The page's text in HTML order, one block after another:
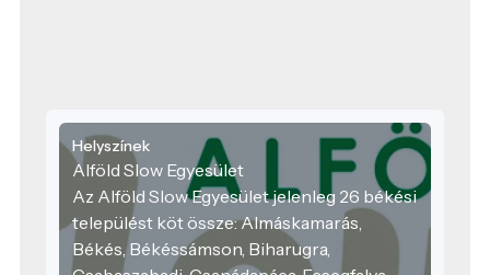
Helyszínek
Alföld Slow Egyesület
Az Alföld Slow Egyesület jelenleg 26 békési
települést köt össze: Almáskamarás,
Békés, Békéssámson, Biharugra,